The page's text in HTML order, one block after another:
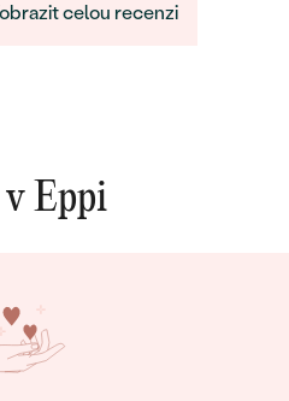
celou recenzi
Eppi